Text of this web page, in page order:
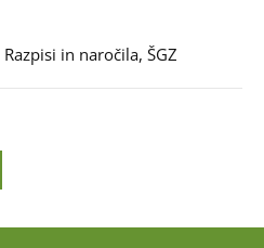
Razpisi in naročila, ŠGZ